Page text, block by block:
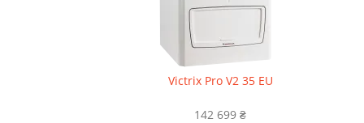
Victrix Pro V2 35 EU
142 699 ₴